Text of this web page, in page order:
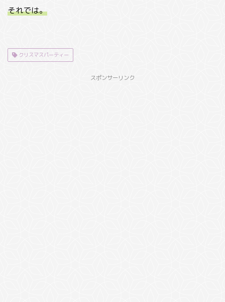
それでは。
クリスマスパーティー
スポンサーリンク